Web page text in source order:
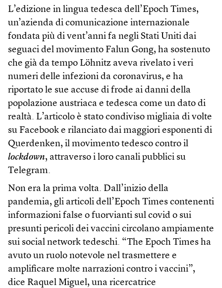
L’edizione in lingua tedesca dell’Epoch Times,
un’azienda di comunicazione internazionale
fondata più di vent’anni fa negli Stati Uniti dai
seguaci del movimento Falun Gong, ha sostenuto
che già da tempo Löhnitz aveva rivelato i veri
numeri delle infezioni da coronavirus, e ha
riportato le sue accuse di frode ai danni della
popolazione austriaca e tedesca come un dato di
realtà. L’articolo è stato condiviso migliaia di volte
su Facebook e rilanciato dai maggiori esponenti di
Querdenken, il movimento tedesco contro il
lockdown, attraverso i loro canali pubblici su
Telegram.
Non era la prima volta. Dall’inizio della
pandemia, gli articoli dell’Epoch Times contenenti
informazioni false o fuorvianti sul covid o sui
presunti pericoli dei vaccini circolano ampiamente
sui social network tedeschi. “The Epoch Times ha
avuto un ruolo notevole nel trasmettere e
amplificare molte narrazioni contro i vaccini”,
dice Raquel Miguel, una ricercatrice